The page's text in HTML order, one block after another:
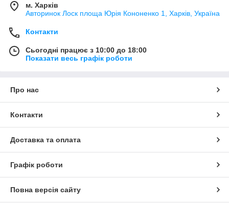
м. Харків
Авторинок Лоск площа Юрія Кононенко 1, Харків, Україна
Контакти
Сьогодні працює з 10:00 до 18:00
Показати весь графік роботи
Про нас
Контакти
Доставка та оплата
Графік роботи
Повна версія сайту